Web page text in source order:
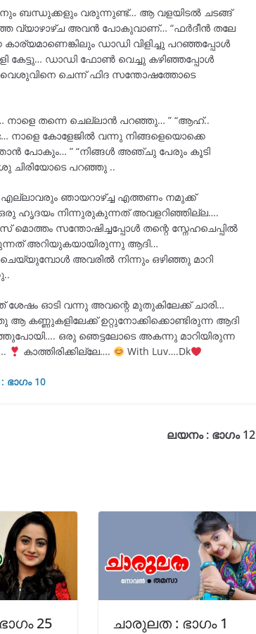
ബന്ധുക്കളും വരുന്നുണ്ട്… ആ വളയിടൽ ചടങ്ങ്
വ്യാഴാഴ്ച അവൻ പോകുവാണ്… “ഫർദീൻ തലേ
ഡാഡി വിളിച്ചു പറഞ്ഞപ്പോൾ
കേട്ടു… ഡാഡി ഫോൺ വെച്ചു കഴിഞ്ഞപ്പോൾ
ചെന്ന് ഫിദ സന്തോഷത്തോടെ
നാളെ തന്നെ ചെല്ലാൻ പറഞ്ഞു… ” “ആഹ്..
നാളെ കോളേജിൽ വന്നു നിങ്ങളെയൊക്കെ
ഞാൻ പോകും… ” “നിങ്ങൾ അഞ്ചു പേരും കൂടി
ചിരിയോടെ പറഞ്ഞു ..
എല്ലാവരും ഞായറാഴ്ച്ച എത്തണം നമുക്ക്
ഒരു ഹൃദയം നിന്നുരുകുന്നത് അവളറിഞ്ഞില്ല….
സന്തോഷിച്ചപ്പോൾ തന്റെ സ്നേഹചെപ്പിൽ
അറിയുകയായിരുന്നു ആദി…
ചെയ്യുമ്പോൾ അവരിൽ നിന്നും ഒഴിഞ്ഞു മാറി
ഓടി വന്നു അവന്റെ മുതുകിലേക്ക് ചാരി…
ഉറ്റുനോക്കിക്കൊണ്ടിരുന്ന ആദി
ഒരു ഞെട്ടലോടെ അകന്നു മാറിയിരുന്ന
കാത്തിരിക്കില്ലേ…. With Luv….Dk
10
ലയനം : ഭാഗം 12
25 ചാരുലത : ഭാഗം 1